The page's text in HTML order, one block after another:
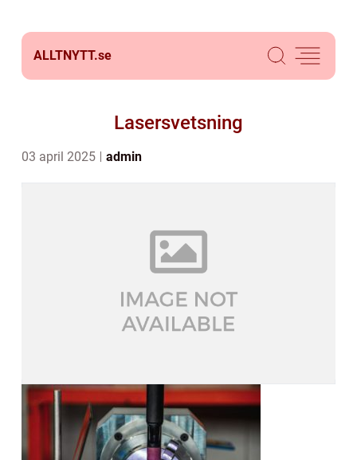
ALLTNYTT.se
Lasersvetsning
03 april 2025 admin